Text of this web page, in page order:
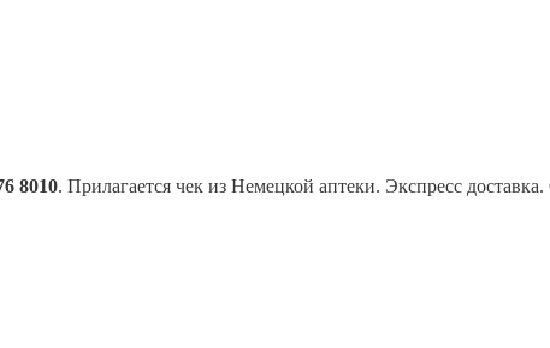
8010. Прилагается чек из Немецкой аптеки. Экспресс